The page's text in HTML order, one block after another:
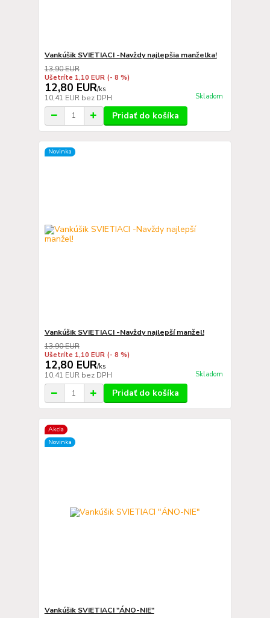
Vankúšik SVIETIACI -Navždy najlepšia manželka!
13,90 EUR
Ušetríte 1,10 EUR (- 8 %)
12,80 EUR/ks
10,41 EUR bez DPH Skladom
Pridať do košíka
Novinka
Vankúšik SVIETIACI -Navždy najlepší manžel!
13,90 EUR
Ušetríte 1,10 EUR (- 8 %)
12,80 EUR/ks
10,41 EUR bez DPH Skladom
Pridať do košíka
Akcia
Novinka
Vankúšik SVIETIACI "ÁNO-NIE"